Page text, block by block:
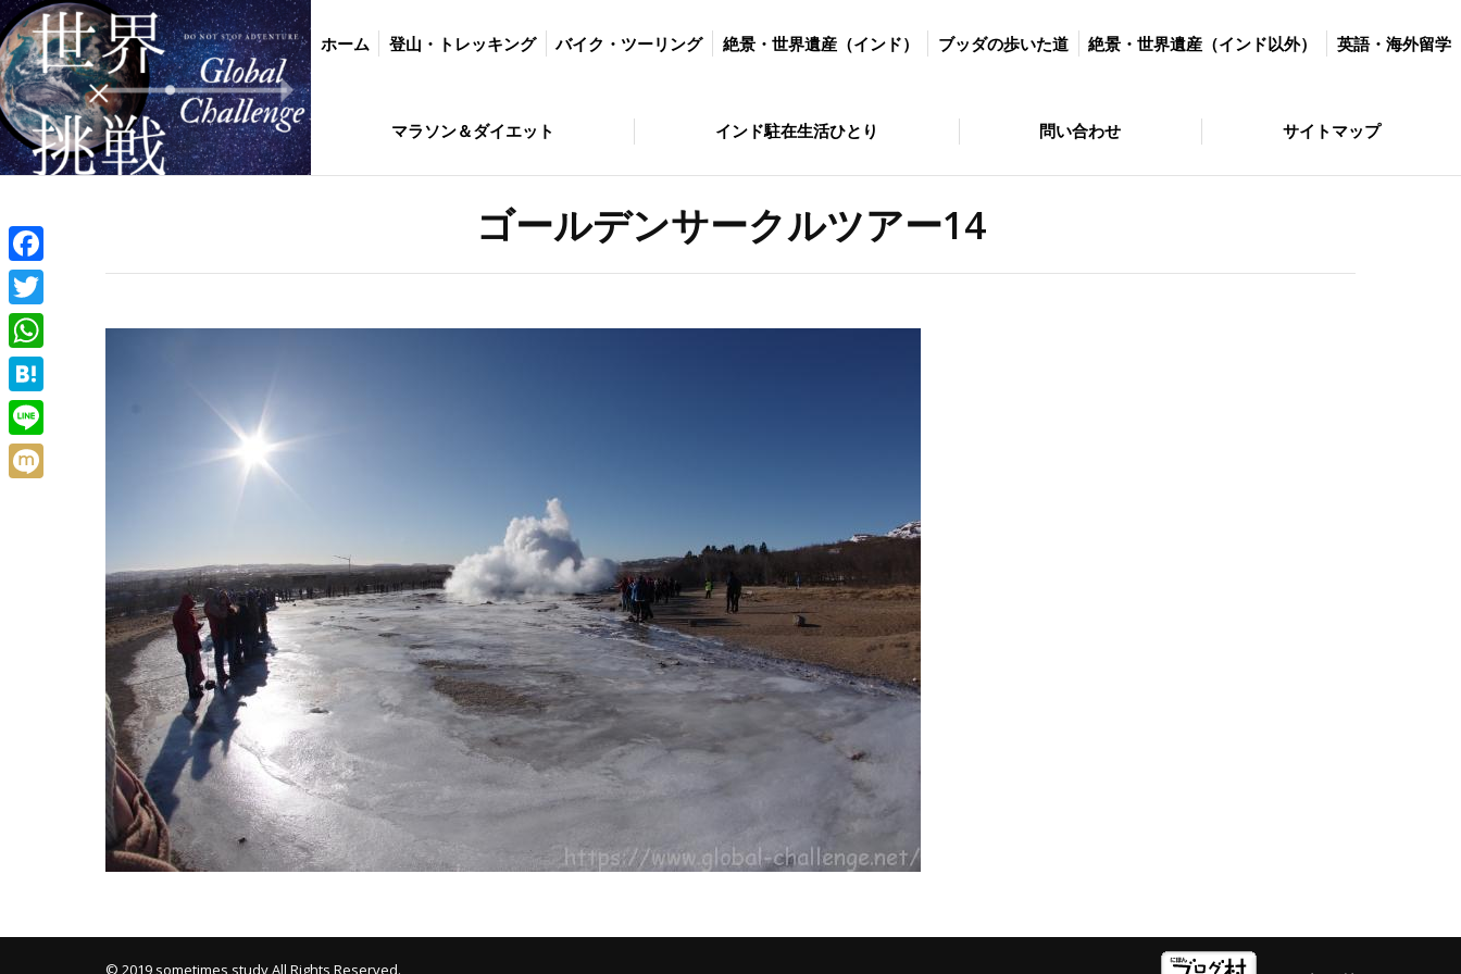
ホーム 登山・トレッキング バイク・ツーリング 絶景・世界遺産（インド） ブッダの歩いた道 絶景・世界遺産（インド以外） 英語・海外留学
マラソン＆ダイエット インド駐在生活ひとり 問い合わせ サイトマップ
ゴールデンサークルツアー14
© 2019 sometimes study All Rights Reserved.
Facebook
Twitter
WhatsApp
Hatena
Line
ホーム 登山・トレッキング バイク・ツーリング 絶景・世界遺産（インド） ブッダの歩いた道 絶景・世界遺産（インド以外） 英語・海外留学 マラソン＆ダイエット